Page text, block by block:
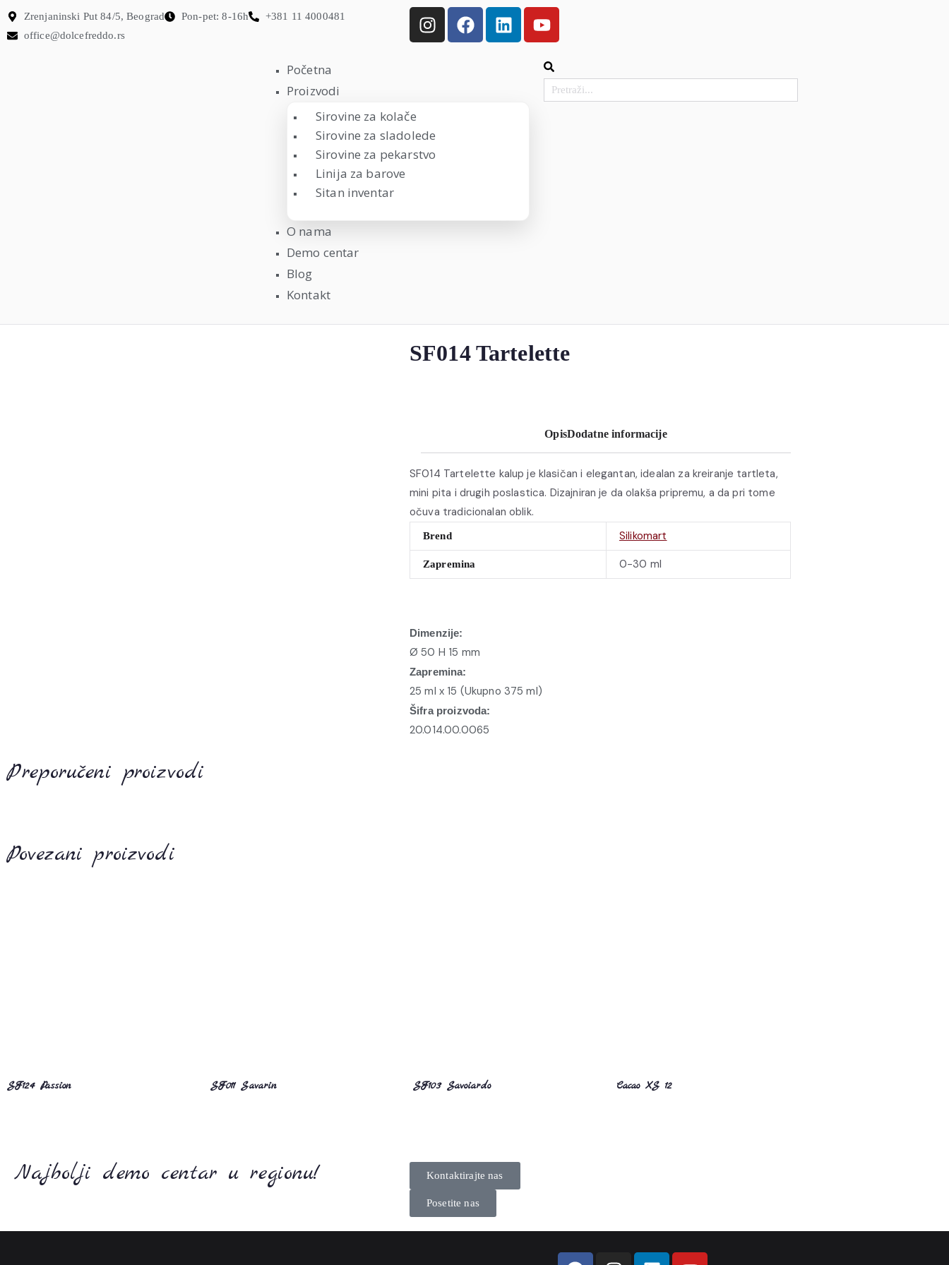
Zrenjaninski Put 84/5, Beograd Pon-pet: 8-16h
+381 11 4000481
office@dolcefreddo.rs
Početna
Proizvodi
Sirovine za kolače
Sirovine za sladolede
Sirovine za pekarstvo
Linija za barove
Sitan inventar
O nama
Demo centar
Blog
Kontakt
SF014 Tartelette
OpisDodatne informacije
SF014 Tartelette kalup je klasičan i elegantan, idealan za kreiranje tartleta,
mini pita i drugih poslastica. Dizajniran je da olakša pripremu, a da pri tome
očuva tradicionalan oblik.
Brend Silikomart
Zapremina 0-30 ml
Dimenzije:
Ø 50 H 15 mm
Zapremina:
25 ml x 15 (Ukupno 375 ml)
Šifra proizvoda:
20.014.00.0065
Preporučeni proizvodi
Povezani proizvodi
SF124 Passion SF011 Savarin SF103 Savoiardo Cacao XS 12
Najbolji demo centar u regionu! Kontaktirajte nas
Posetite nas